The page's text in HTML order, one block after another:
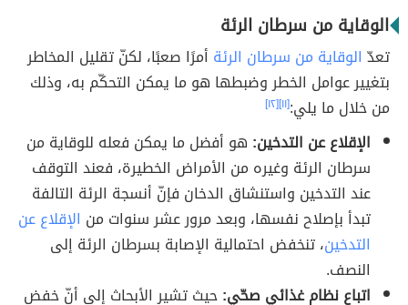
الوقاية من سرطان الرئة
تعدّ الوقاية من سرطان الرئة أمرًا صعبًا، لكنّ تقليل المخاطر
بتغيير عوامل الخطر وضبطها هو ما يمكن التحكّم به، وذلك
من خلال ما يلي:[١١] [١٢]
الإقلاع عن التدخين: هو أفضل ما يمكن فعله للوقاية من
سرطان الرئة وغيره من الأمراض الخطيرة، فعند التوقف
عند التدخين واستنشاق الدخان فإنّ أنسجة الرئة التالفة
تبدأ بإصلاح نفسها، وبعد مرور عشر سنوات من الإقلاع عن
التدخين، تنخفض احتمالية الإصابة بسرطان الرئة إلى
النصف.
اتباع نظام غذائي صحّي:حيث تشير الأبحاث إلى أنّ خفض